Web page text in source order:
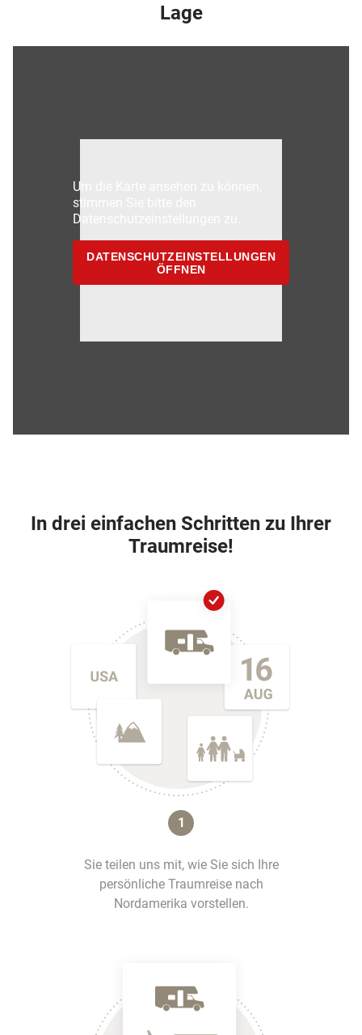
Lage
Um die Karte ansehen zu können,
stimmen Sie bitte den
Datenschutzeinstellungen zu.
DATENSCHUTZEINSTELLUNGEN
ÖFFNEN
In drei einfachen Schritten zu Ihrer
Traumreise!
1
Sie teilen uns mit, wie Sie sich Ihre
persönliche Traumreise nach
Nordamerika vorstellen.